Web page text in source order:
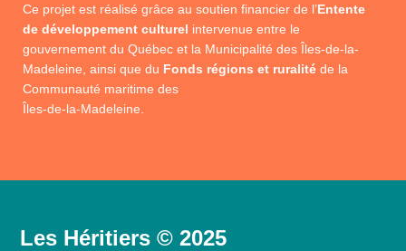
Ce projet est réalisé grâce au soutien financier de l’Entente
de développement culturel intervenue entre le
gouvernement du Québec et la Municipalité des Îles-de-la-
Madeleine, ainsi que du Fonds régions et ruralité de la
Communauté maritime des
Îles-de-la-Madeleine.
Les Héritiers © 2025